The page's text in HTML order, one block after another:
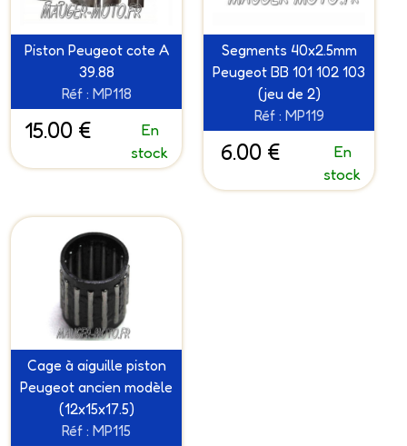
Piston Peugeot cote A
39.88
Réf : MP118
15.00 €
En
stock
Segments 40x2.5mm
Peugeot BB 101 102 103
(jeu de 2)
Réf : MP119
6.00 €
En
stock
Cage à aiguille piston
Peugeot ancien modèle
(12x15x17.5)
Réf : MP115